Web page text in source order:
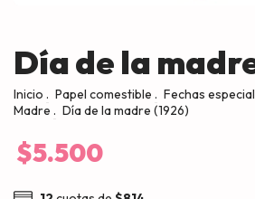
Día de la
Inicio . Papel comestible . Fechas
Madre . Día de la madre (1926)
$5.500